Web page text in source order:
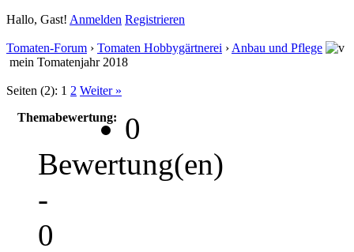
Hallo, Gast! Anmelden Registrieren
Tomaten-Forum › Tomaten Hobbygärtnerei › Anbau und Pflege
mein Tomatenjahr 2018
Seiten (2): 1 2 Weiter »
Themabewertung:
0
Bewertung(en)
-
0